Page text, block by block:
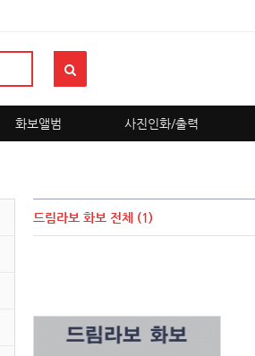
화보앨범 사진인화/출력
드림라보 화보 전체 (1)